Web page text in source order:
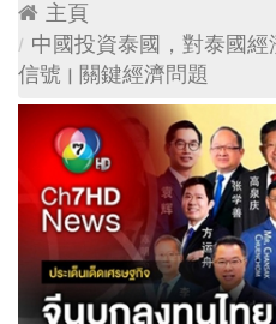
主頁
中國投資泰國，對泰國
信號 | 關鍵經濟問題